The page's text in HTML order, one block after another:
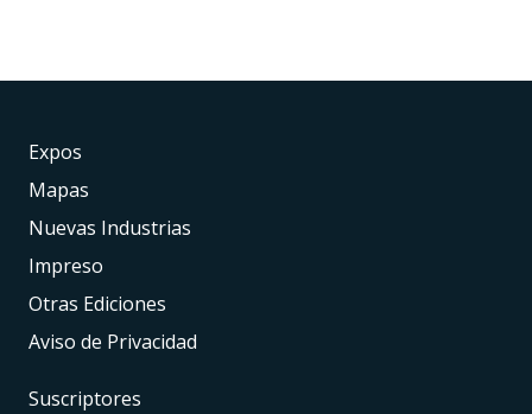
Expos
Mapas
Nuevas Industrias
Impreso
Otras Ediciones
Aviso de Privacidad
Suscriptores